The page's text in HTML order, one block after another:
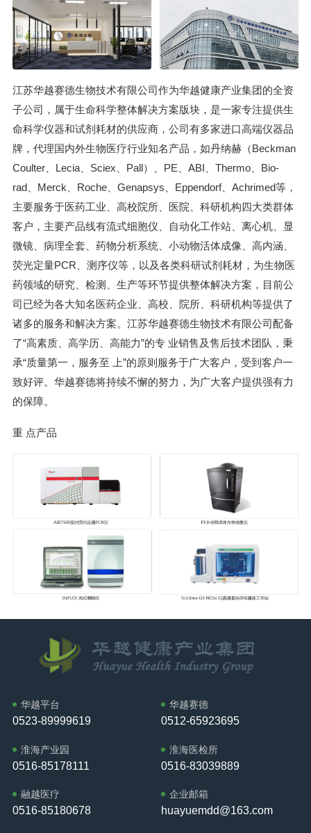
江苏华越赛德生物技术有限公司作为华越健康产业集团的全资
子公司，属于生命科学整体解决方案版块，是一家专注提供生
命科学仪器和试剂耗材的供应商，公司有多家进口高端仪器品
牌，代理国内外生物医疗行业知名产品，如丹纳赫（Beckman
Coulter、Lecia、Sciex、Pall）、PE、ABI、Thermo、Bio-
rad、Merck、Roche、Genapsys、Eppendorf、Achrimed等，
主要服务于医药工业、高校院所、医院、科研机构四大类群体
客户，主要产品线有流式细胞仪、自动化工作站、离心机、显
微镜、病理全套、药物分析系统、小动物活体成像、高内涵、
荧光定量PCR、测序仪等，以及各类科研试剂耗材，为生物医
药领域的研究、检测、生产等环节提供整体解决方案，目前公
司已经为各大知名医药企业、高校、院所、科研机构等提供了
诸多的服务和解决方案。江苏华越赛德生物技术有限公司配备
了“高素质、高学历、高能力”的专 业销售及售后技术团队，秉
承“质量第一，服务至 上”的原则服务于广大客户，受到客户一
致好评。华越赛德将持续不懈的努力，为广大客户提供强有力
的保障。
重 点产品
华越平台
0523-89999619
华越赛德
0512-65923695
淮海产业园
0516-85178111
淮海医检所
0516-83039889
融越医疗
0516-85180678
企业邮箱
huayuemdd@163.com